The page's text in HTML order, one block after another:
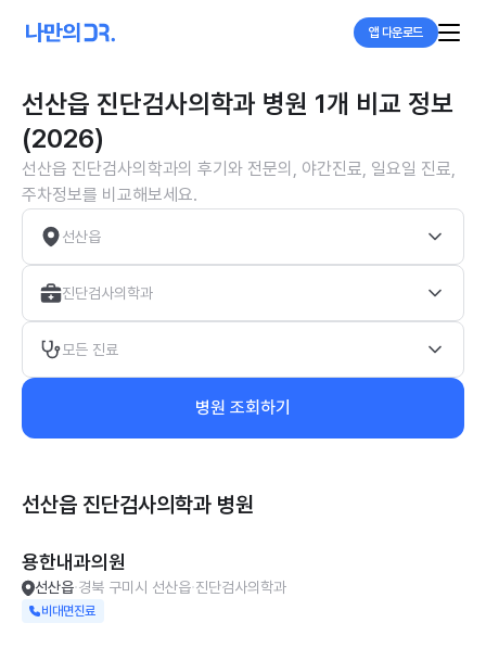
앱 다운로드
선산읍 진단검사의학과 병원 1개 비교 정보
(2026)
선산읍 진단검사의학과의 후기와 전문의, 야간진료, 일요일 진료,
주차정보를 비교해보세요.
선산읍
진단검사의학과
모든 진료
병원 조회하기
선산읍 진단검사의학과 병원
용한내과의원
선산읍 경북 구미시 선산읍 진단검사의학과
비대면진료